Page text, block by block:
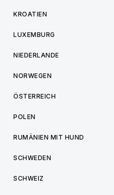
KROATIEN
LUXEMBURG
NIEDERLANDE
NORWEGEN
ÖSTERREICH
POLEN
RUMÄNIEN MIT HUND
SCHWEDEN
SCHWEIZ